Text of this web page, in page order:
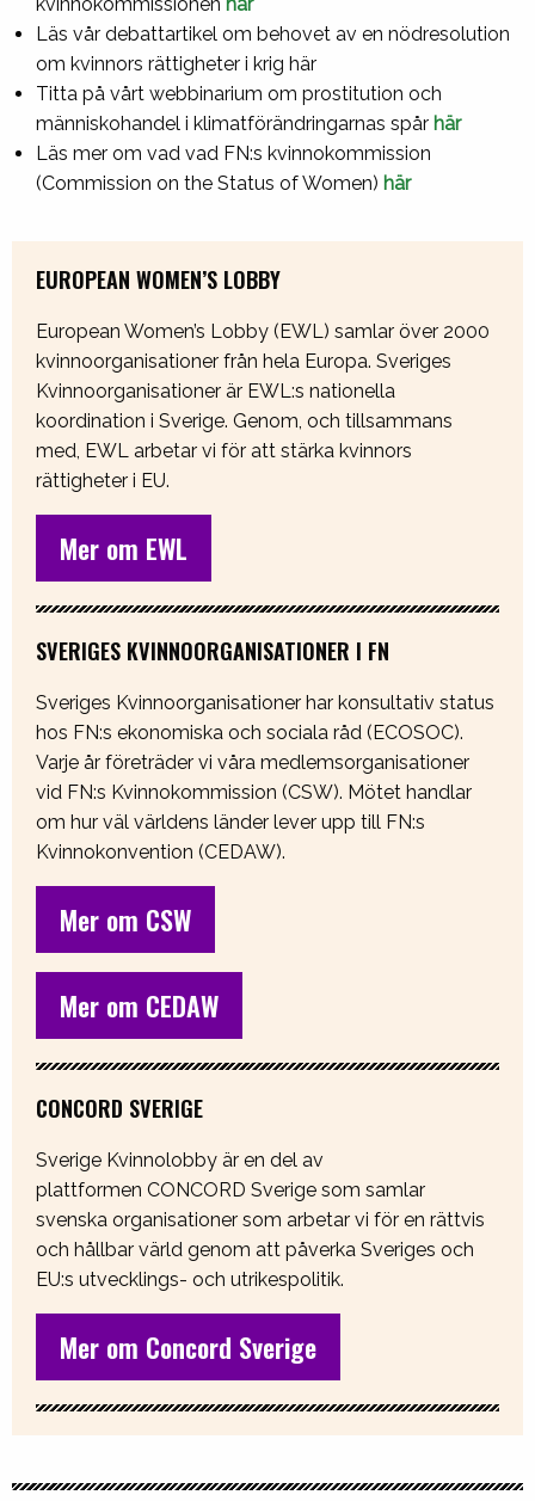
kvinnokommissionen här
Läs vår debattartikel om behovet av en nödresolution
om kvinnors rättigheter i krig här
Titta på vårt webbinarium om prostitution och
människohandel i klimatförändringarnas spår här
Läs mer om vad vad FN:s kvinnokommission
(Commission on the Status of Women) här
EUROPEAN WOMEN’S LOBBY
European Women’s Lobby (EWL) samlar över 2000
kvinnoorganisationer från hela Europa. Sveriges
Kvinnoorganisationer är EWL:s nationella
koordination i Sverige. Genom, och tillsammans
med, EWL arbetar vi för att stärka kvinnors
rättigheter i EU.
Mer om EWL
SVERIGES KVINNOORGANISATIONER I FN
Sveriges Kvinnoorganisationer har konsultativ status
hos FN:s ekonomiska och sociala råd (ECOSOC).
Varje år företräder vi våra medlemsorganisationer
vid FN:s Kvinnokommission (CSW). Mötet handlar
om hur väl världens länder lever upp till FN:s
Kvinnokonvention (CEDAW).
Mer om CSW
Mer om CEDAW
CONCORD SVERIGE
Sverige Kvinnolobby är en del av
plattformen CONCORD Sverige som samlar
svenska organisationer som arbetar vi för en rättvis
och hållbar värld genom att påverka Sveriges och
EU:s utvecklings- och utrikespolitik.
Mer om Concord Sverige